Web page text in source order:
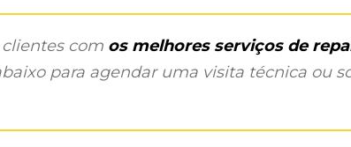
com os melhores serviços de
para agendar uma visita técnica ou